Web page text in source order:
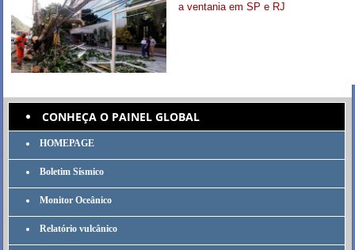
a ventania em SP e RJ
CONHEÇA O PAINEL GLOBAL
HOMEPAGE
Boletim Sísmico
Monitor Oceânico
Relatório vulcânico